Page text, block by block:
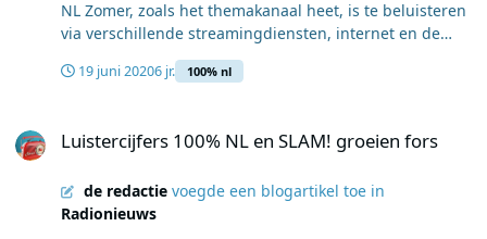
de gemiddelde hitlijsten." Ze vervolgt: "We beloven
luisteraars veelbelovend talent met spraakmakende
komende maanden dus zijn zeker van plan deze lijn
door te zetten!" Bron: NLO/GfK, april-mei ’20, ma-zo
06:00-24:00 uur
NL Zomer, zoals het themakanaal heet, is te beluisteren
via verschillende streamingdiensten, internet en de
eigen kanalen van 100% NL. Luisteraars kunnen de
gehele zomer op het themakanaal terecht voor
en Rolf Sanchez komen allemaal voorbij. 100% NL laat
hoort daar natuurlijk muziek van eigen bodem bij! Net
zoals een vakantie, hoef je voor zomerse klanken dit jaar
19 juni 20206 jr. 100% nl
Luistercijfers 100% NL en SLAM! groeien fors
de redactievoegde een blogartikel toe in
Radionieuws